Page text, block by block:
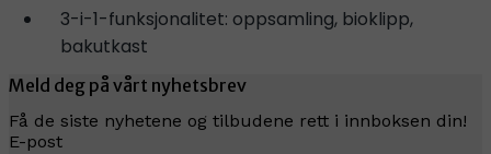
3-i-1-funksjonalitet: oppsamling, bioklipp,
bakutkast
Meld deg på vårt nyhetsbrev
Få de siste nyhetene og tilbudene rett i innboksen din!
E-post